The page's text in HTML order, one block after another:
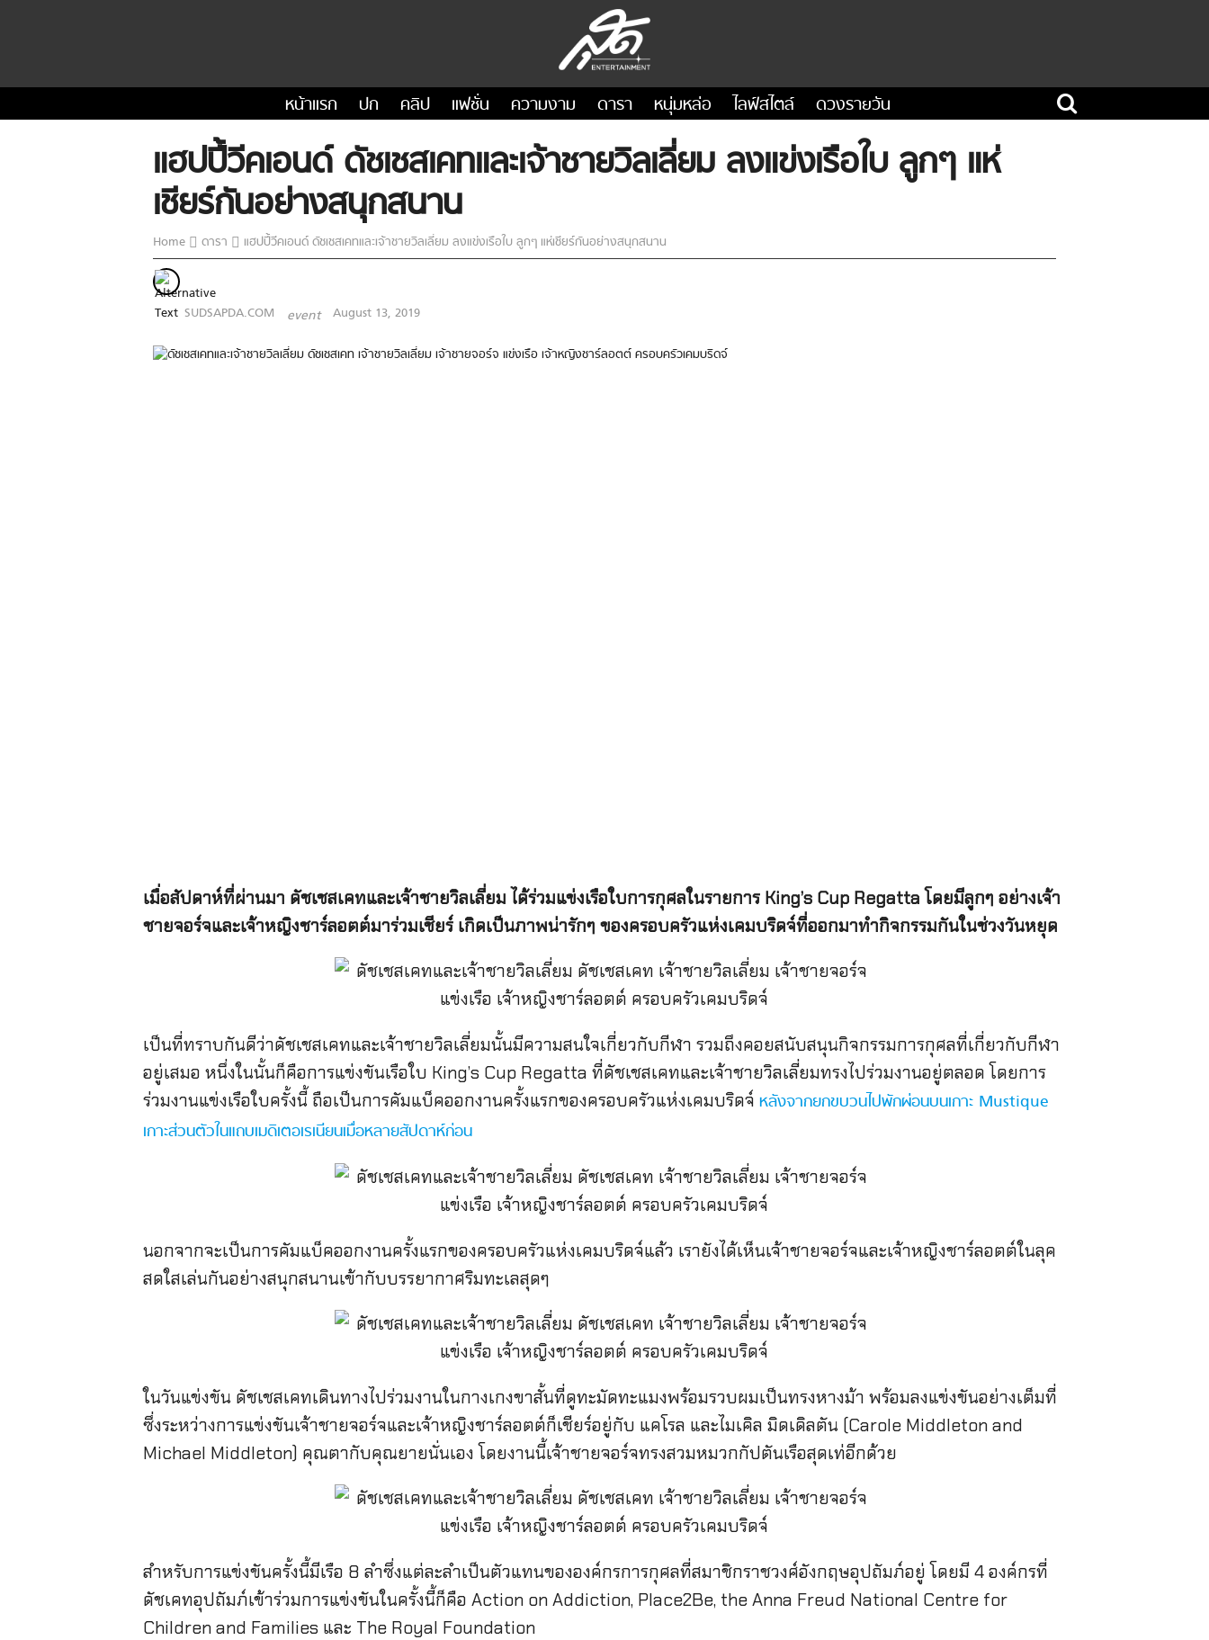
หน้าแรก ปก คลิป แฟชั่น ความงาม ดารา หนุ่มหล่อ ไลฟ์สไตล์ ดวงรายวัน
แฮปปี้วีคเอนด์ ดัชเชสเคทและเจ้าชายวิลเลี่ยม ลงแข่งเรือใบ ลูกๆ แห่
เชียร์กันอย่างสนุกสนาน
Home ดารา แฮปปี้วีคเอนด์ ดัชเชสเคทและเจ้าชายวิลเลี่ยม ลงแข่งเรือใบ ลูกๆ แห่เชียร์กันอย่างสนุกสนาน
SUDSAPDA.COM event August 13, 2019
เมื่อสัปดาห์ที่ผ่านมา ดัชเชสเคทและเจ้าชายวิลเลี่ยม ได้ร่วมแข่งเรือใบการกุศลในรายการ King’s Cup Regatta โดยมีลูกๆ อย่างเจ้า
ชายจอร์จและเจ้าหญิงชาร์ลอตต์มาร่วมเชียร์ เกิดเป็นภาพน่ารักๆ ของครอบครัวแห่งเคมบริดจ์ที่ออกมาทำกิจกรรมกันในช่วงวันหยุด
เป็นที่ทราบกันดีว่าดัชเชสเคทและเจ้าชายวิลเลี่ยมนั้นมีความสนใจเกี่ยวกับกีฬา รวมถึงคอยสนับสนุนกิจกรรมการกุศลที่เกี่ยวกับกีฬา
อยู่เสมอ หนึ่งในนั้นก็คือการแข่งขันเรือใบ King’s Cup Regatta ที่ดัชเชสเคทและเจ้าชายวิลเลี่ยมทรงไปร่วมงานอยู่ตลอด โดยการ
ร่วมงานแข่งเรือใบครั้งนี้ ถือเป็นการคัมแบ็คออกงานครั้งแรกของครอบครัวแห่งเคมบริดจ์ หลังจากยกขบวนไปพักผ่อนบนเกาะ Mustique
เกาะส่วนตัวในแถบเมดิเตอเรเนียนเมื่อหลายสัปดาห์ก่อน
นอกจากจะเป็นการคัมแบ็คออกงานครั้งแรกของครอบครัวแห่งเคมบริดจ์แล้ว เรายังได้เห็นเจ้าชายจอร์จและเจ้าหญิงชาร์ลอตต์ในลุค
สดใสเล่นกันอย่างสนุกสนานเข้ากับบรรยากาศริมทะเลสุดๆ
ในวันแข่งขัน ดัชเชสเคทเดินทางไปร่วมงานในกางเกงขาสั้นที่ดูทะมัดทะแมงพร้อมรวบผมเป็นทรงหางม้า พร้อมลงแข่งขันอย่างเต็มที่
ซึ่งระหว่างการแข่งขันเจ้าชายจอร์จและเจ้าหญิงชาร์ลอตต์ก็เชียร์อยู่กับ แคโรล และไมเคิล มิดเดิลตัน (Carole Middleton and
Michael Middleton) คุณตากับคุณยายนั่นเอง โดยงานนี้เจ้าชายจอร์จทรงสวมหมวกกัปตันเรือสุดเท่อีกด้วย
สำหรับการแข่งขันครั้งนี้มีเรือ 8 ลำซึ่งแต่ละลำเป็นตัวแทนขององค์กรการกุศลที่สมาชิกราชวงศ์อังกฤษอุปถัมภ์อยู่ โดยมี 4 องค์กรที่
ดัชเคทอุปถัมภ์เข้าร่วมการแข่งขันในครั้งนี้ก็คือ Action on Addiction, Place2Be, the Anna Freud National Centre for
Children and Families และ The Royal Foundation